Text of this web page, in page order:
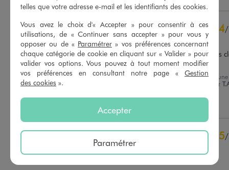
4étoiles
6
2étoiles
0
1étoile 0
Trier les avis
4/
Avis vérifié et récompensé
Il manque des informations
sur la taille
Avis du21/01/2026 , suite à une
par
5/
telles que votre adresse e-mail et les identifiants des cookies.
Vous avez le choix d'« Accepter » pour consentir à ces
utilisations, de « Continuer sans accepter » pour vous y
opposer ou de « Paramétrer » vos préférences concernant
chaque catégorie de cookie en cliquant sur « Valider » pour
valider vos options. Vous pouvez à tout moment modifier
vos préférences en consultant notre page « Gestion
des cookies ».
Accepter
Paramétrer